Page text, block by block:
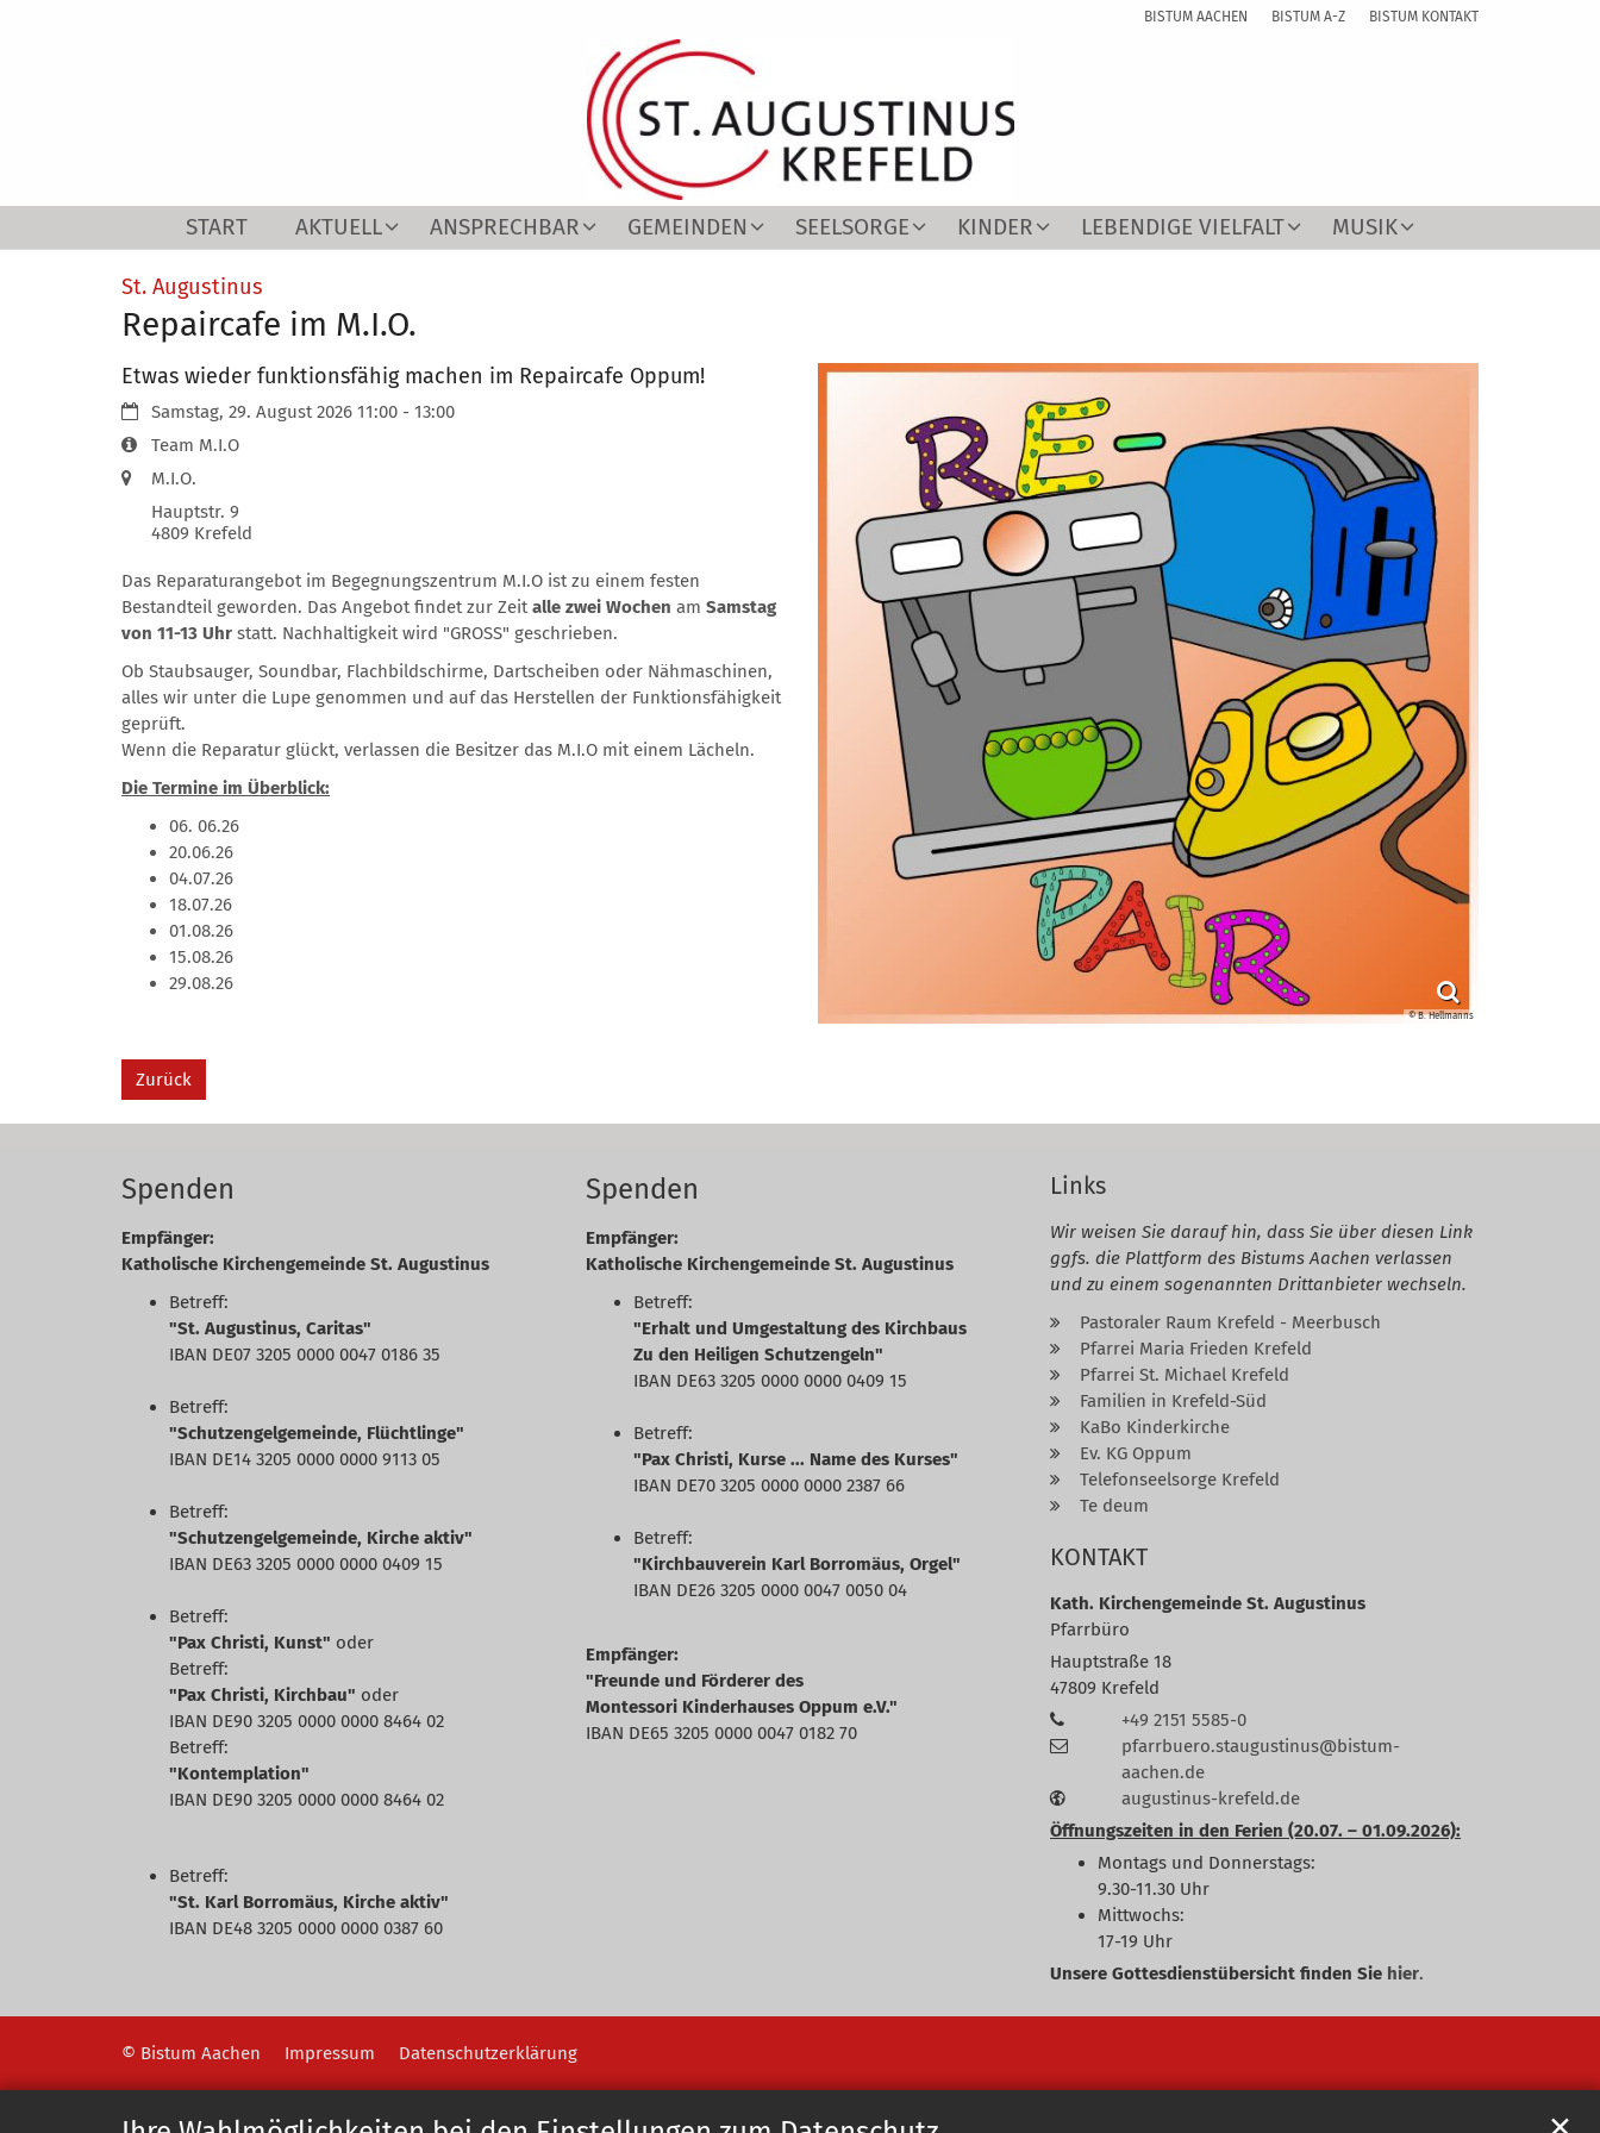
BISTUM AACHEN BISTUM A-Z BISTUM KONTAKT
START AKTUELL ANSPRECHBAR GEMEINDEN SEELSORGE KINDER LEBENDIGE VIELFALT MUSIK
St. Augustinus
Repaircafe im M.I.O.
© B. Hellmanns
Etwas wieder funktionsfähig machen im Repaircafe Oppum!
Datum:Samstag, 29. August 2026 11:00 - 13:00
Art bzw. Nummer:
Team M.I.O
Ort:
M.I.O.
Hauptstr. 9
4809 Krefeld
Das Reparaturangebot im Begegnungszentrum M.I.O ist zu einem festen
Bestandteil geworden. Das Angebot findet zur Zeitalle zwei Wochen am Samstag
von 11-13 Uhr statt. Nachhaltigkeit wird "GROSS" geschrieben.
Ob Staubsauger, Soundbar, Flachbildschirme, Dartscheiben oder Nähmaschinen,
alles wir unter die Lupe genommen und auf das Herstellen der Funktionsfähigkeit
geprüft.
Wenn die Reparatur glückt, verlassen die Besitzer das M.I.O mit einem Lächeln.
Die Termine im Überblick:
06. 06.26
20.06.26
04.07.26
18.07.26
01.08.26
15.08.26
29.08.26
Zurück
Spenden
Empfänger:
Katholische Kirchengemeinde St. Augustinus
Betreff:
"St. Augustinus, Caritas"
IBAN DE07 3205 0000 0047 0186 35
Betreff:
"Schutzengelgemeinde, Flüchtlinge"
IBAN DE14 3205 0000 0000 9113 05
Betreff:
"Schutzengelgemeinde, Kirche aktiv"
IBAN DE63 3205 0000 0000 0409 15
Betreff:
"Pax Christi, Kunst" oder
Betreff:
"Pax Christi, Kirchbau" oder
IBAN DE90 3205 0000 0000 8464 02
Betreff:
"Kontemplation"
IBAN DE90 3205 0000 0000 8464 02
Betreff:
"St. Karl Borromäus, Kirche aktiv"
IBAN DE48 3205 0000 0000 0387 60
Spenden
Empfänger:
Katholische Kirchengemeinde St. Augustinus
Betreff:
"Erhalt und Umgestaltung des Kirchbaus
Zu den Heiligen Schutzengeln"
IBAN DE63 3205 0000 0000 0409 15
Betreff:
"Pax Christi, Kurse ... Name des Kurses"
IBAN DE70 3205 0000 0000 2387 66
Betreff:
"Kirchbauverein Karl Borromäus, Orgel"
IBAN DE26 3205 0000 0047 0050 04
Empfänger:
"Freunde und Förderer des
Montessori Kinderhauses Oppum e.V."
IBAN DE65 3205 0000 0047 0182 70
Links
Wir weisen Sie darauf hin, dass Sie über diesen Link
ggfs. die Plattform des Bistums Aachen verlassen
und zu einem sogenannten Drittanbieter wechseln.
Pastoraler Raum Krefeld - Meerbusch
Pfarrei Maria Frieden Krefeld
Pfarrei St. Michael Krefeld
Familien in Krefeld-Süd
KaBo Kinderkirche
Ev. KG Oppum
Telefonseelsorge Krefeld
Te deum
KONTAKT
Kath. Kirchengemeinde St. Augustinus
Pfarrbüro
Hauptstraße 18
47809 Krefeld
+49 2151 5585-0
pfarrbuero.staugustinus@bistum-
aachen.de
augustinus-krefeld.de
Öffnungszeiten in den Ferien (20.07. – 01.09.2026):
Montags und Donnerstags:
9.30-11.30 Uhr
Mittwochs:
17-19 Uhr
Unsere Gottesdienstübersicht finden Sie hier.
© Bistum Aachen Impressum Datenschutzerklärung